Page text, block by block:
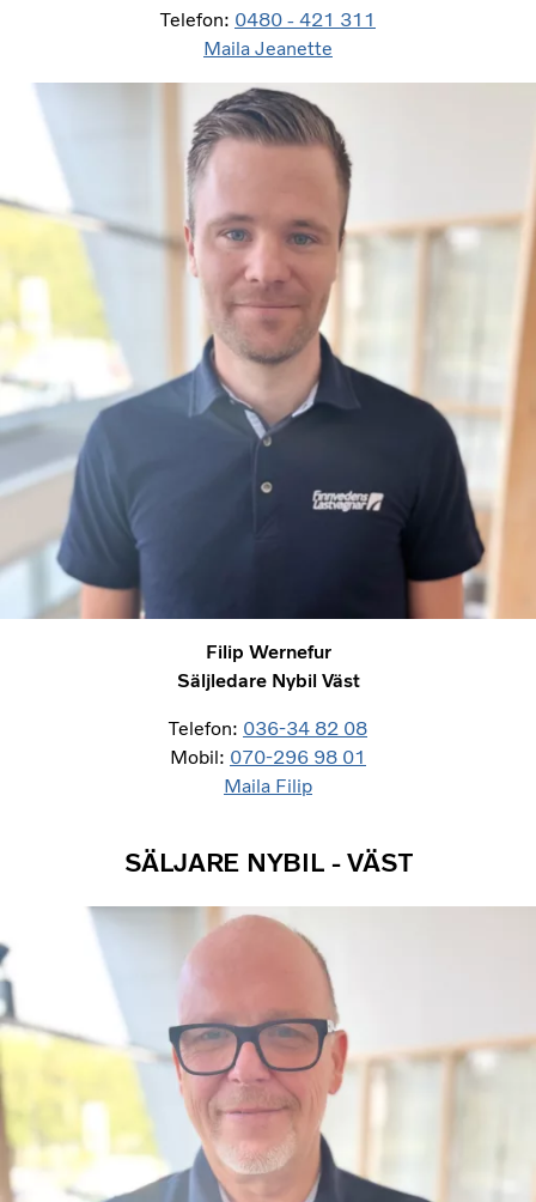
Telefon: 0480 - 421 311
Maila Jeanette
Filip Wernefur
Säljledare Nybil Väst
Telefon: 036-34 82 08
Mobil: 070-296 98 01
Maila Filip
SÄLJARE NYBIL - VÄST